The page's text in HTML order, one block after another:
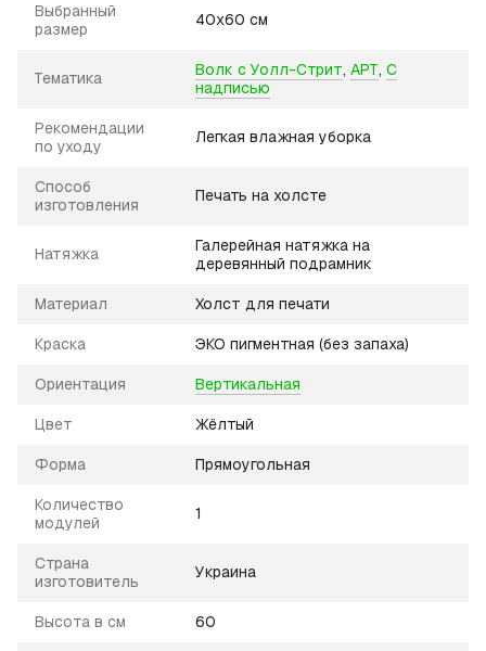
Выбранный
размер
40х60 см
Тематика Волк с Уолл-Стрит, АРТ, С
надписью
Рекомендации
по уходу
Легкая влажная уборка
Способ
изготовления
Печать на холсте
Натяжка
Галерейная натяжка на
деревянный подрамник
Материал Холст для печати
Краска ЭКО пигментная (без запаха)
Ориентация Вертикальная
Цвет Жёлтый
Форма Прямоугольная
Количество
модулей
1
Страна
изготовитель
Украина
Высота в см 60